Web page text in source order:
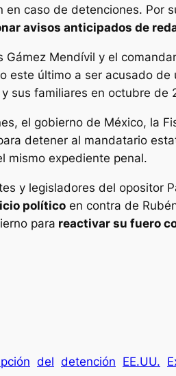
en caso de detenciones. Por
avisos anticipados de
Gámez Mendívil y el
este último a ser acusado de
y sus familiares en octubre de
el gobierno de México, la
detener al mandatario
mismo expediente penal.
y legisladores del opositor
político en contra de
para reactivar su fuero
del detención EE.UU.